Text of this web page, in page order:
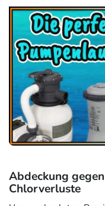
Abdeckung
Chlorverluste